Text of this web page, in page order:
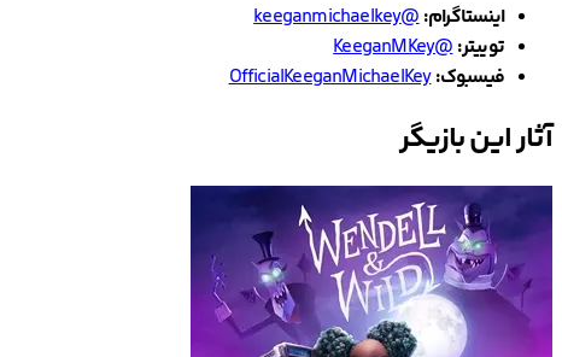
اینستاگرام:@keeganmichaelkey
توییتر:@KeeganMKey
فیسبوک:OfficialKeeganMichaelKey
آثار این بازیگر